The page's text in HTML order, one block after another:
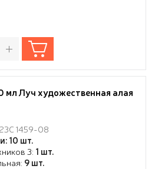
мл Луч художественная алая
1459-08
10 шт.
3: 1 шт.
9 шт.